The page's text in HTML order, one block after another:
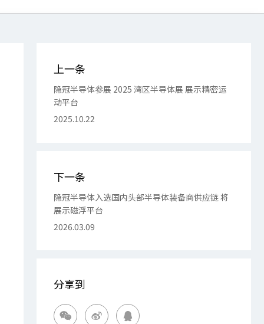
上一条
隐冠半导体参展 2025 湾区半导体展 展示精密运
动平台
2025.10.22
下一条
隐冠半导体入选国内头部半导体装备商供应链 将
展示磁浮平台
2026.03.09
分享到
  